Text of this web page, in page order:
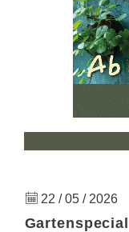
22 / 05 / 2026